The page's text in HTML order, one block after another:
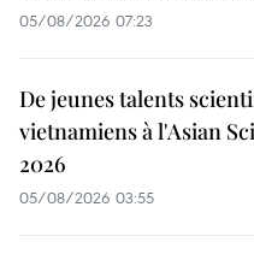
05/08/2026 07:23
De jeunes talents
vietnamiens à l'Asian
2026
05/08/2026 03:55